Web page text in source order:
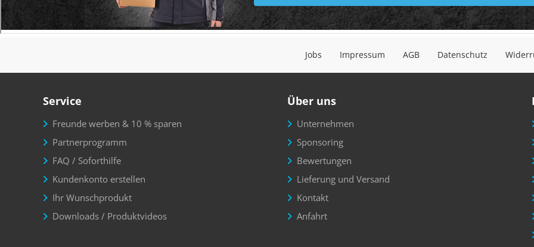
Jobs Impressum AGB Datenschutz
Service
Freunde werben & 10 % sparen
Partnerprogramm
FAQ / Soforthilfe
Kundenkonto erstellen
Ihr Wunschprodukt
Downloads / Produktvideos
Über uns
Unternehmen
Sponsoring
Bewertungen
Lieferung und Versand
Kontakt
Anfahrt